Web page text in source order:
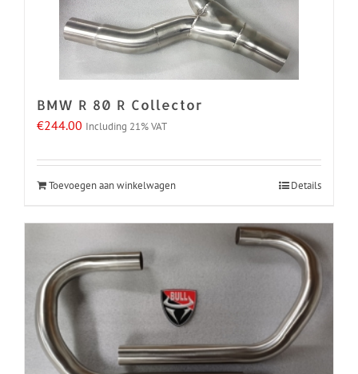
BMW R 80 R Collector
€244.00 Including 21% VAT
Toevoegen aan winkelwagen Details